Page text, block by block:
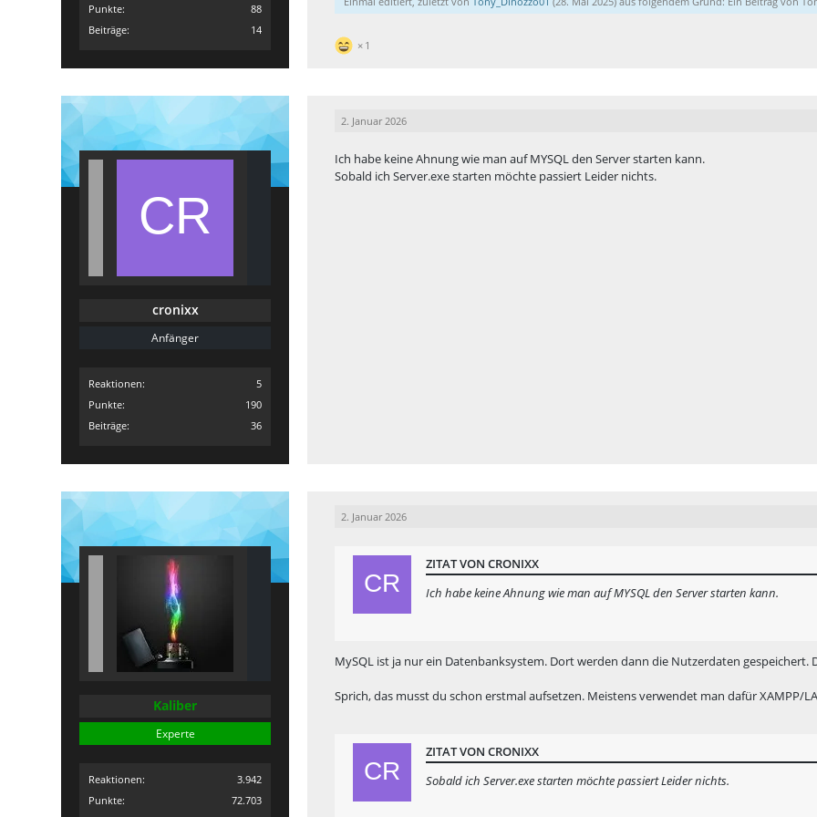
Punkte
88
Beiträge
14
1
cronixx
Anfänger
Reaktionen
5
Punkte
190
Beiträge
36
2. Januar 2026
Ich habe keine Ahnung wie man auf MYSQL den Server starten kann.
Sobald ich Server.exe starten möchte passiert Leider nichts.
Kaliber
Experte
Reaktionen
3.942
Punkte
72.703
2. Januar 2026
ZITAT VON CRONIXX
Ich habe keine Ahnung wie man auf MYSQL den Server starten kann.
MySQL ist ja nur ein Datenbanksystem. Dort werden dann die Nutzerdaten gespeichert.
Sprich, das musst du schon erstmal aufsetzen. Meistens verwendet man dafür XAMPP/
ZITAT VON CRONIXX
Sobald ich Server.exe starten möchte passiert Leider nichts.